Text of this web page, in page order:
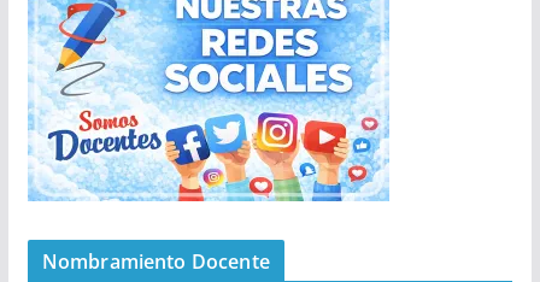
Nombramiento Docente